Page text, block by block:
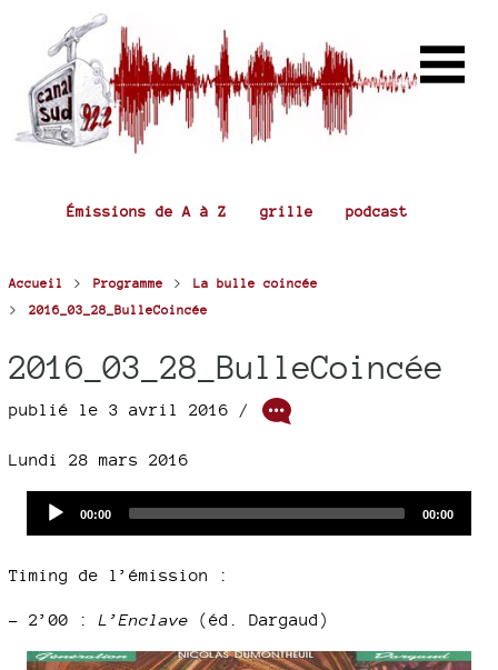
Émissions de A à Z grille podcast
Accueil > Programme > La bulle coincée
> 2016_03_28_BulleCoincée
2016_03_28_BulleCoincée
publié le 3 avril 2016 /
Lundi 28 mars 2016
Current
00:00
Total
00:00
Timing de l’émission :
– 2’00 : L’Enclave (éd. Dargaud)